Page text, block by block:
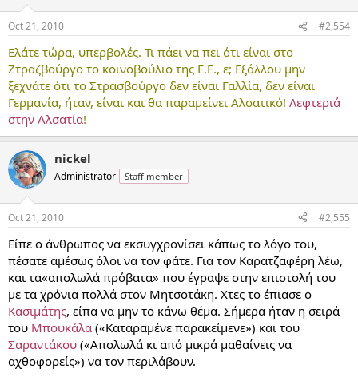
Oct 21, 2010 #2,554
Ελάτε τώρα, υπερβολές. Τι πάει να πει ότι είναι στο
Ζτραζβούργο το κοινοβούλιο της Ε.Ε., ε; Εξάλλου μην
ξεχνάτε ότι το Στρασβούργο δεν είναι Γαλλία, δεν είναι
Γερμανία, ήταν, είναι και θα παραμείνει Αλσατικό! Λεφτεριά
στην Αλσατία!
nickel
Administrator Staff member
Oct 21, 2010 #2,555
Είπε ο άνθρωπος να εκσυγχρονίσει κάπως το λόγο του,
πέσατε αμέσως όλοι να τον φάτε. Για τον Καρατζαφέρη λέω,
και τα«απολωλά πρόβατα» που έγραψε στην επιστολή του
με τα χρόνια πολλά στον Μητσοτάκη. Χτες το έπιασε ο
Κασιμάτης, είπα να μην το κάνω θέμα. Σήμερα ήταν η σειρά
του Μπουκάλα («Καταραμένε παρακείμενε») και του
Σαραντάκου («Απολωλά κι από μικρά μαθαίνεις να
αχθοφορείς») να τον περιλάβουν.